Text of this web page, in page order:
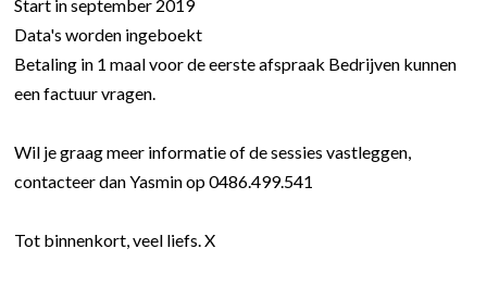
Start in september 2019
Data's worden ingeboekt
Betaling in 1 maal voor de eerste afspraak Bedrijven kunnen
een factuur vragen.
Wil je graag meer informatie of de sessies vastleggen,
contacteer dan Yasmin op 0486.499.541
Tot binnenkort, veel liefs. X